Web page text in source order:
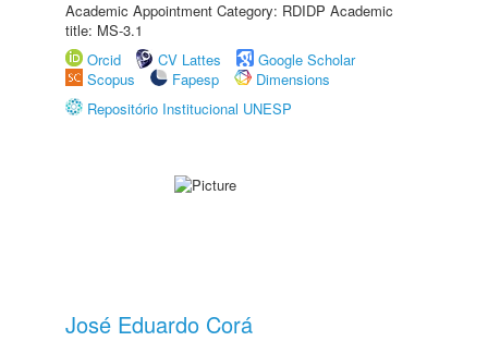
Academic Appointment Category: RDIDP Academic
title: MS-3.1
Orcid
CV Lattes
Google Scholar
Scopus
Fapesp
Dimensions
Repositório Institucional UNESP
José Eduardo Corá